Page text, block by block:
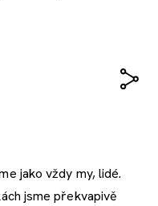
jako vždy my, lidé.
jsme překvapivě